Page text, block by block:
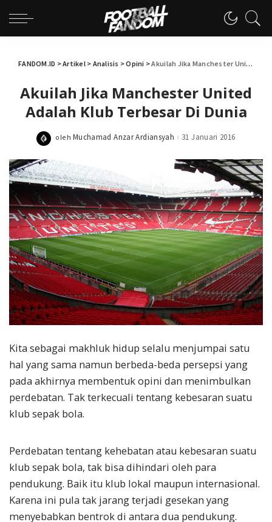
FANDOM.ID >Artikel> Analisis >Opini >Akuilah Jika Manchester United Adalah Klub Terbesar Di Dunia
Akuilah Jika Manchester United
Adalah Klub Terbesar Di Dunia
Posted
oleh Muchamad Anzar Ardiansyah 31 Januari 2016
Kita sebagai makhluk hidup selalu menjumpai satu
hal yang sama namun berbeda-beda persepsi yang
pada akhirnya membentuk opini dan menimbulkan
perdebatan. Tak terkecuali tentang kebesaran suatu
klub sepak bola.
Perdebatan tentang kehebatan atau kebesaran suatu
klub sepak bola, tak bisa dihindari oleh para
pendukung. Baik itu klub lokal maupun internasional.
Karena ini pula tak jarang terjadi gesekan yang
menyebabkan bentrok di antara dua pendukung.